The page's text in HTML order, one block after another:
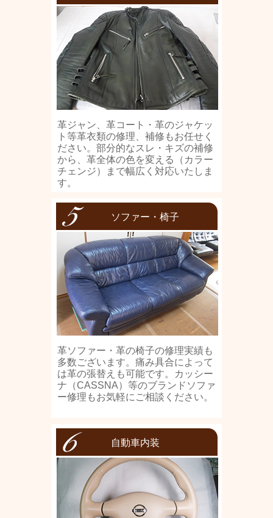
革ジャン、革コート・革のジャケッ
ト等革衣類の修理、補修もお任せく
ださい。部分的なスレ・キズの補修
から、革全体の色を変える（カラー
チェンジ）まで幅広く対応いたしま
す。
ソファー・椅子
革ソファー・革の椅子の修理実績も
多数ございます。痛み具合によって
は革の張替えも可能です。カッシー
ナ（CASSNA）等のブランドソファ
ー修理もお気軽にご相談ください。
自動車内装